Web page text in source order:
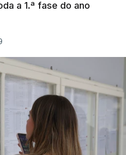
a 1.ª fase do ano